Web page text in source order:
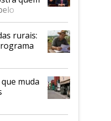
rurais:
muda